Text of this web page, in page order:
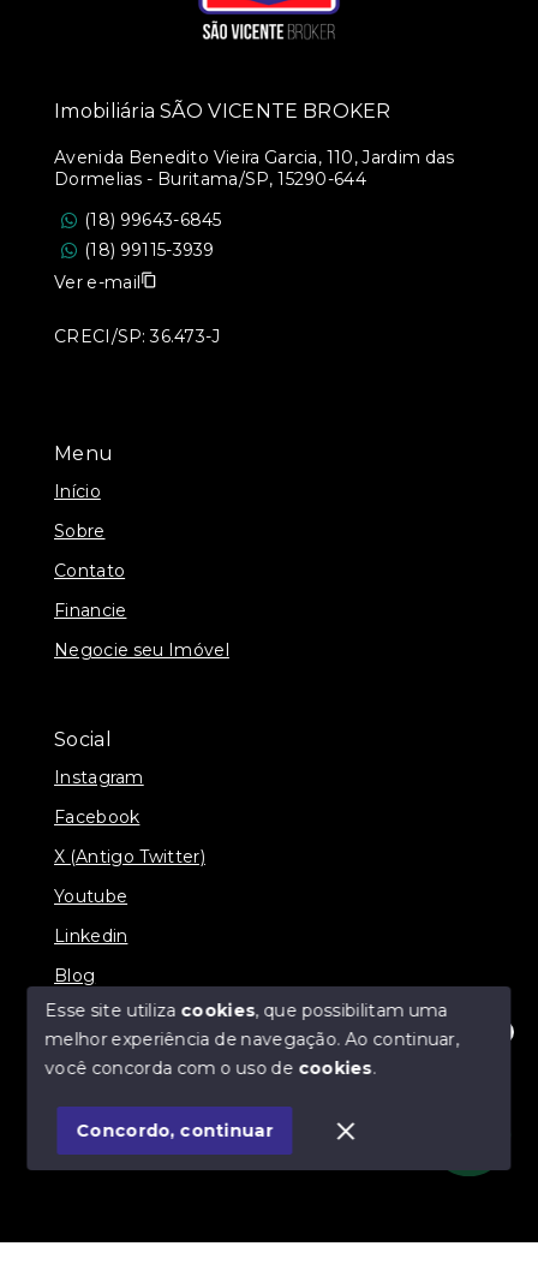
Olá! Estamos disponíveis para te ajudar.
Menu
Início
Sobre
Contato
Financie
Negocie seu Imóvel
Social
Instagram
Facebook
X (Antigo Twitter)
Youtube
Linkedin
Blog
© Copyright 2026 - Imobiliária SÃO VICENTE
SITE PARA IMOBILIARIA
Imobiliária SÃO VICENTE BROKER
Avenida Benedito Vieira Garcia, 110, Jardim das
Dormelias - Buritama/SP, 15290-644
(18) 99643-6845
(18) 99115-3939
Ver e-mail
CRECI/SP: 36.473-J
Esse site utiliza cookies, que possibilitam uma
melhor experiência de navegação.Ao continuar,
você concorda com o uso de cookies.
Concordo, continuar